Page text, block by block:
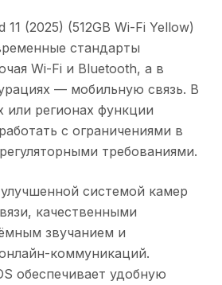
(2025) (512GB Wi-Fi Yellow)
стандарты
Wi-Fi и Bluetooth, а в
— мобильную связь. В
или регионах функции
с ограничениями в
требованиями.
системой камер
качественными
звучанием и
коммуникаций.
обеспечивает удобную